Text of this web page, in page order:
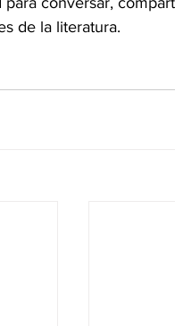
de la literatura.